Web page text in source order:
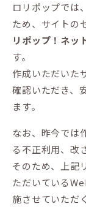
ロリポップでは
ため、サイトの
リポップ！ネッ
す。
作成いただいた
確認いただき、
ます。
なお、昨今では
る不正利用、改
そのため、上記
ただいている
施させていただ